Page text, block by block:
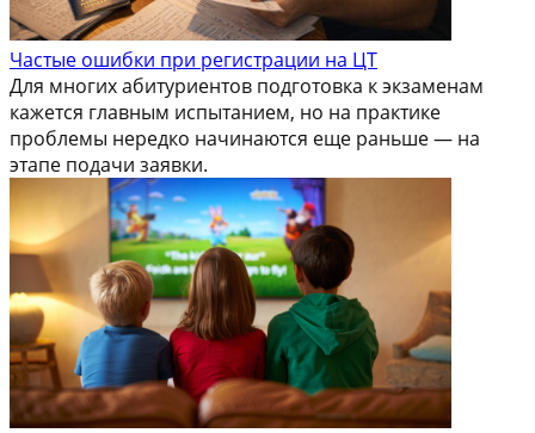
Частые ошибки при регистрации на ЦТ
Для многих абитуриентов подготовка к экзаменам
кажется главным испытанием, но на практике
проблемы нередко начинаются еще раньше — на
этапе подачи заявки.